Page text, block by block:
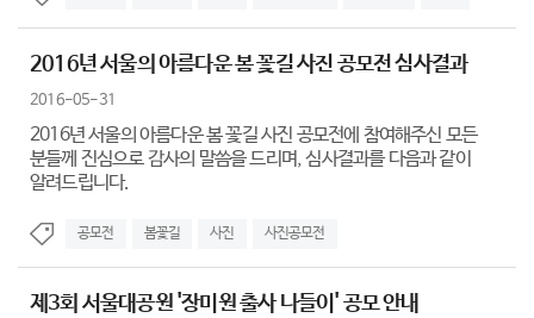
2016년 서울의 아름다운 봄 꽃길 사진 공모전 심사결과
2016-05-31
2016년 서울의 아름다운 봄 꽃길 사진 공모전에 참여해주신 모든
분들께 진심으로 감사의 말씀을 드리며, 심사결과를 다음과 같이
알려드립니다.
공모전 봄꽃길 사진 사진공모전
제3회 서울대공원 '장미원 출사 나들이' 공모 안내